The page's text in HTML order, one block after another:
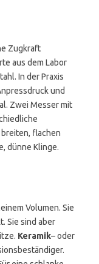
Zugkraft
aus dem Labor
In der Praxis
und
Zwei Messer mit
flachen
dünne Klinge.
Volumen. Sie
Sie sind aber
Keramik– oder